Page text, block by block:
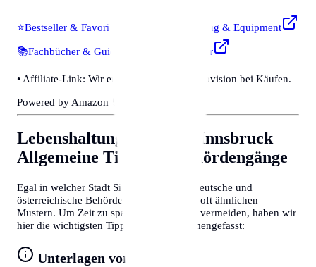
⭐Bestseller & Favoriten
Profi-Werkzeug & Equipment
📚Fachbücher & Guides Smarte Helfer
• Affiliate-Link: Wir erhalten eine kleine Provision bei Käufen.
Powered by Amazon 🛒
Lebenshaltungskosten in Innsbruck
Allgemeine Tipps für Behördengänge
Egal in welcher Stadt Sie sich befinden, deutsche und
österreichische Behördenprozesse folgen oft ähnlichen
Mustern. Um Zeit zu sparen und Frust zu vermeiden, haben wir
hier die wichtigsten Tipps für Sie zusammengefasst:
Unterlagen vorbereiten